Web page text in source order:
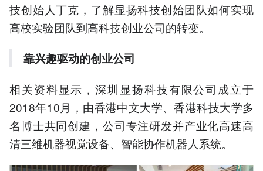
技创始人丁克，了解显扬科技创始团队如何实现
高校实验团队到高科技创业公司的转变。
靠兴趣驱动的创业公司
相关资料显示，深圳显扬科技有限公司成立于
2018年10月，由香港中文大学、香港科技大学多
名博士共同创建，公司专注研发并产业化高速高
清三维机器视觉设备、智能协作机器人系统。